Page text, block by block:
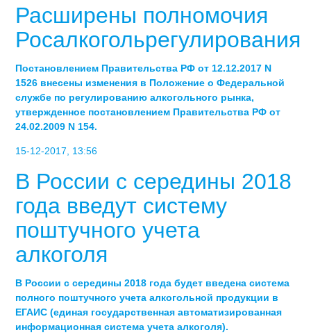
Расширены полномочия
Росалкогольрегулирования
Постановлением Правительства РФ от 12.12.2017 N
1526 внесены изменения в Положение о Федеральной
службе по регулированию алкогольного рынка,
утвержденное постановлением Правительства РФ от
24.02.2009 N 154.
15-12-2017, 13:56
В России с середины 2018
года введут систему
поштучного учета
алкоголя
В России с середины 2018 года будет введена система
полного поштучного учета алкогольной продукции в
ЕГАИС (единая государственная автоматизированная
информационная система учета алкоголя).